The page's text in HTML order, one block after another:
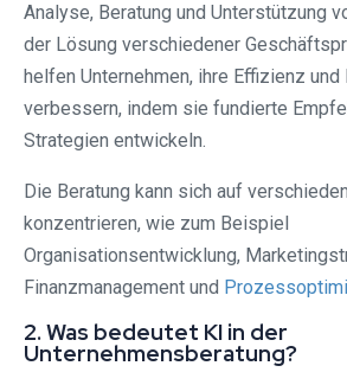
Analyse, Beratung und Unterstützung
der Lösung verschiedener
helfen Unternehmen, ihre Effizienz
verbessern, indem sie fundierte
Strategien entwickeln.
Die Beratung kann sich auf
konzentrieren, wie zum Beispiel
Organisationsentwicklung,
Finanzmanagement und
2. Was bedeutet KI in der
Unternehmensberatung?